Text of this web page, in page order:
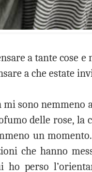
a tante cose
a che estate
mi sono nemmeno
delle rose, la
un
che hanno
ho perso